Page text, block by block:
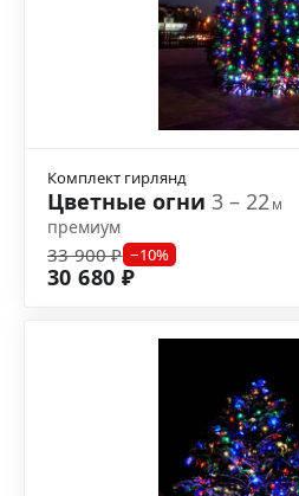
Комплект гирлянд
Цветные огни 3 – 22м
премиум
33 900 ₽ −10%
30 680 ₽